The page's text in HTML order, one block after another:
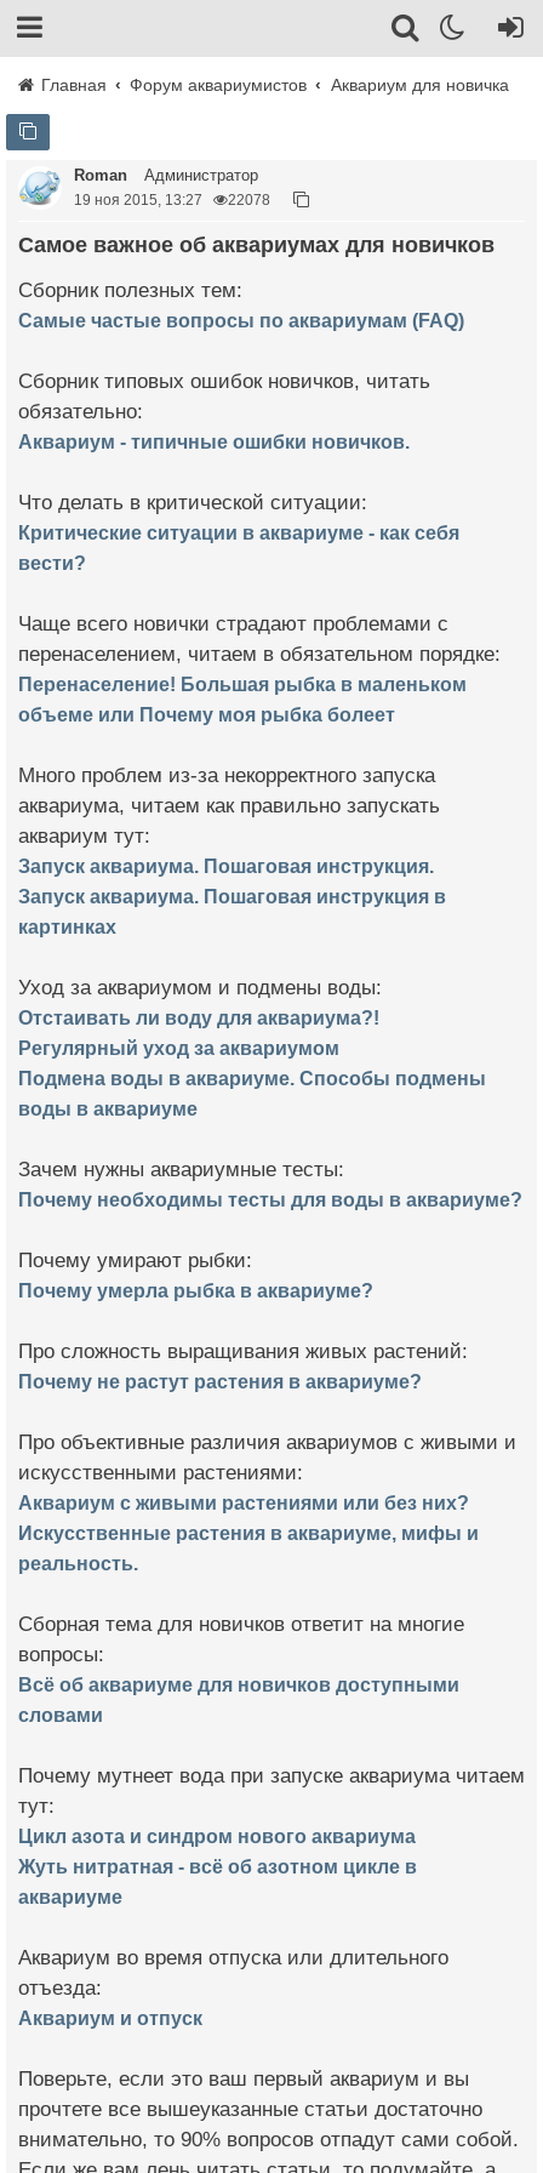
Главная Форум аквариумистов Аквариум для новичка
Roman Администратор
19 ноя 2015, 13:27 22078
Самое важное об аквариумах для новичков
Сборник полезных тем:
Самые частые вопросы по аквариумам (FAQ)
Сборник типовых ошибок новичков, читать
обязательно:
Аквариум - типичные ошибки новичков.
Что делать в критической ситуации:
Критические ситуации в аквариуме - как себя
вести?
Чаще всего новички страдают проблемами с
перенаселением, читаем в обязательном порядке:
Перенаселение! Большая рыбка в маленьком
объеме или Почему моя рыбка болеет
Много проблем из-за некорректного запуска
аквариума, читаем как правильно запускать
аквариум тут:
Запуск аквариума. Пошаговая инструкция.
Запуск аквариума. Пошаговая инструкция в
картинках
Уход за аквариумом и подмены воды:
Отстаивать ли воду для аквариума?!
Регулярный уход за аквариумом
Подмена воды в аквариуме. Способы подмены
воды в аквариуме
Зачем нужны аквариумные тесты:
Почему необходимы тесты для воды в аквариуме?
Почему умирают рыбки:
Почему умерла рыбка в аквариуме?
Про сложность выращивания живых растений:
Почему не растут растения в аквариуме?
Про объективные различия аквариумов с живыми и
искусственными растениями:
Аквариум с живыми растениями или без них?
Искусственные растения в аквариуме, мифы и
реальность.
Сборная тема для новичков ответит на многие
вопросы:
Всё об аквариуме для новичков доступными
словами
Почему мутнеет вода при запуске аквариума читаем
тут:
Цикл азота и синдром нового аквариума
Жуть нитратная - всё об азотном цикле в
аквариуме
Аквариум во время отпуска или длительного
отъезда:
Аквариум и отпуск
Поверьте, если это ваш первый аквариум и вы
прочтете все вышеуказанные статьи достаточно
внимательно, то 90% вопросов отпадут сами собой.